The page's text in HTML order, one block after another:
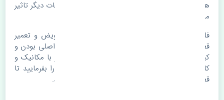
هم پیوسته می باشد که هر قطعه روی قطعه یا قطعات دیگر تاثیر
مستقیم دارد.
فلذا در صورت خرابی در اسرع زمان نسبت به تعویض و تعمیر
قطعات یدکی اقدام فرمایید. در زمان
به اصلی بودن و
کیفیت قطعات بسیار توجه بفرمایید. در صورت نیاز با مکانیک و
کارشناسان در این زمینه مشورت کنید. سعی خود را بفرمایید تا
قطعات یدکی را از فروشگاه های معتبر تهیه بفرمایید.